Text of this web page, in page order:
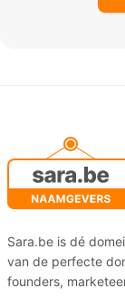
Sara.be is dé
van de perfecte
founders,